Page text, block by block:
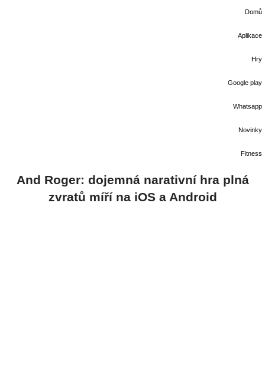
Domů
Aplikace
Hry
Google play
Whatsapp
Novinky
Fitness
And Roger: dojemná narativní hra plná
zvratů míří na iOS a Android